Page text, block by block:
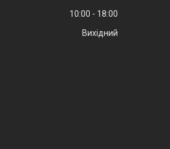
10:00
18:00
Вихідний